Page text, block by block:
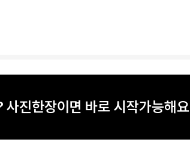
사진한장이면 바로 시작가능해요